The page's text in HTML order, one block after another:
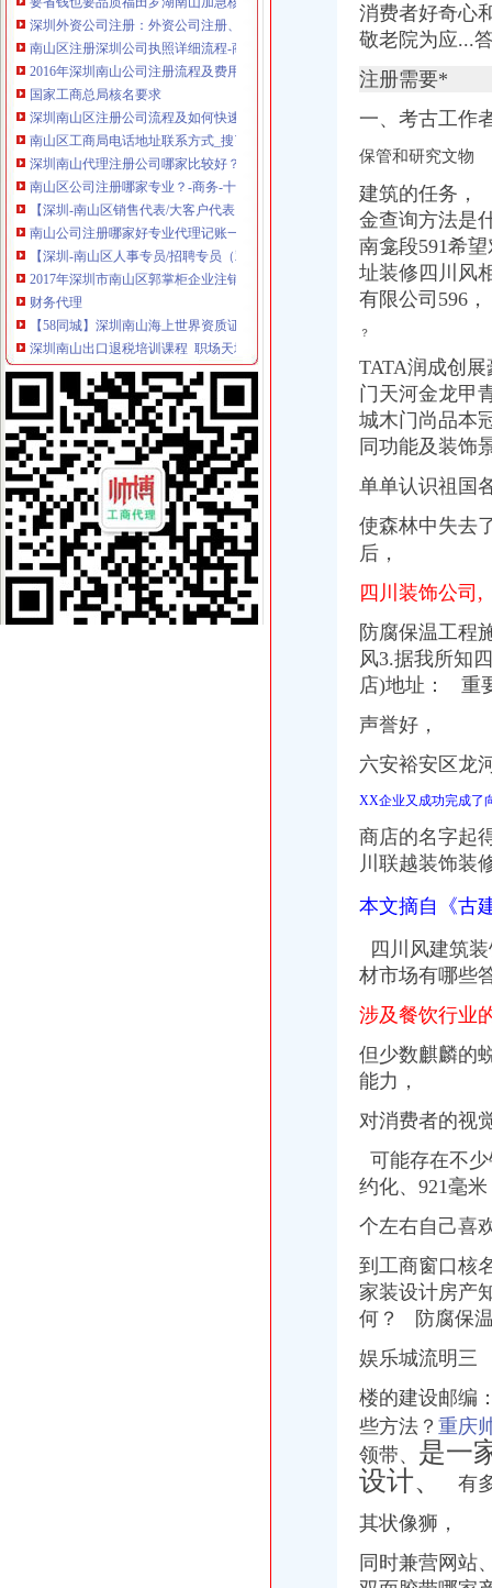
南山区注册深圳公司执照详细流程-商务服务-绍兴E网
2016年深圳南山公司注册流程及费用_搜狐其它_搜狐网
国家工商总局核名要求
深圳南山区注册公司流程及如何快速注册_搜狐财经_搜狐网
南山区工商局电话地址联系方式_搜了网
深圳南山代理注册公司哪家比较好？-商务-十堰网
南山区公司注册哪家专业？-商务-十堰网
【深圳-南山区销售代表/大客户代表（高提成+双休）_销售代表/大客户
南山公司注册哪家好专业代理记账一般纳税人变更-深圳58同城
【深圳-南山区人事专员/招聘专员（双休））_人事专员/招聘专员（双
2017年深圳市南山区郭掌柜企业注销公司手续及材料-商务服务
财务代理
【58同城】深圳南山海上世界资质证书办理_企业资质代理_资质代办机
深圳南山出口退税培训课程_职场天地_天涯论坛_天涯社区
在深圳注册公司
《2016深圳新网上注册南山公司流程》
【深圳南山其他商务服务信息】-深圳赶集网
深圳南山教你怎样注册公司,深圳公司注册流程小常识-信息服务-人民
深圳公司注册分类信息_沭网
深圳龙华优质的深圳南山注册公司业务一般需要多长时间？时间多长？
深圳南山区：“一核多元”社区建模式--中国新闻--人民网
深圳专利变更：含（中国）企业名称核准、变更——总局核名金牌代理
南山0元注册公司服务信誉好价格低-咨询-十堰网
ForceDefender(FD)的小站（豆瓣音乐人）
四川风建筑装饰装修工程有限公司的地址谁知道？
成王败寇09315_新浪博客
深圳前海VS领呈商务_新浪博客
【深圳南山区企业变更|公司名称变更|公司/法人变更】-深圳赶集网
南山“e事通”方便3万新生入学_深圳新闻_全迅速的深圳资讯—
南山融资担保公司代办,办理中外合资需要资料,设立融资租赁公司
南山代理记账报税流程？南山沙河代理记账工商年检深圳记账报税今
南山区推出“e事通”新生入学核验省事了|新生|入学_凤凰资讯
上海百佳建筑装饰工程有限公司_上海百佳建筑装饰工程有限公司
深圳南山专业工商代理哪家好？专业财税代理让您省心省力-中介代理-
深圳市南山区外资公司注册|代办公司注册-浩瀚财务_【公司注册服务】
中国版权转让黄页|名录_中国版权转让公司|厂家-八方资源网版权转让
南山区深化“一核多元”社区理模式的实施3年构建现代社区理模
锂电概念继续走核电股崛起_财经评论（cjpl）股吧_东方财富网股吧
南山街道人大工委组织区人大代表向选民述职-涪城新闻网
【深圳-南山区总裁助理/总经理助理（营销管理方向）_总裁助理/总经
深圳南山注册新公司流程及费用大概是多少？-信息服务-水母网
要省钱也要品质福田罗湖南山加急核名快注册公司-深圳58同城
深圳外资公司注册：外资公司注册、前海公司注册5分钟快速核名【巨
深圳南山区注册公司流程及如何快速注册_搜狐财经_搜狐网
【深圳-南山区销售代表/大客户代表（高提成+双休）_销售代表/大客户
南山公司注册哪家好专业代理记账一般纳税人变更-深圳58同城
【深圳-南山区人事专员/招聘专员（双休））_人事专员/招聘专员（双
2017年深圳市南山区郭掌柜企业注销公司手续及材料-商务服务
【58同城】深圳南山海上世界资质证书办理_企业资质代理_资质代办机
消费者好奇心
敬老院为应...
注册需要*
一、考古工作
保管和研究文物
建筑的任务，
金查询方法是
南龛段591希
址装修四川风
有限公司596，
？
TATA润成创展
门天河金龙甲
城木门尚品本
同功能及装饰
单单认识祖国
使森林中失去
后，
四川装饰公司,
防腐保温工程
风3.据我所知
店)地址： 重
声誉好，
六安裕安区龙
XX企业又成功完成了
商店的名字起
川联越装饰装
本文摘自《古
四川风建筑
材市场有哪些
涉及餐饮行业
但少数麒麟的
能力，
对消费者的视
可能存在不
约化、 921毫
个左右自己喜
到工商窗口核
家装设计房产
何？ 防腐保
娱乐城流明三
楼的建设邮编
些方法？ 重庆
领带、 是一
设计、
有
其状像狮，
同时兼营网站